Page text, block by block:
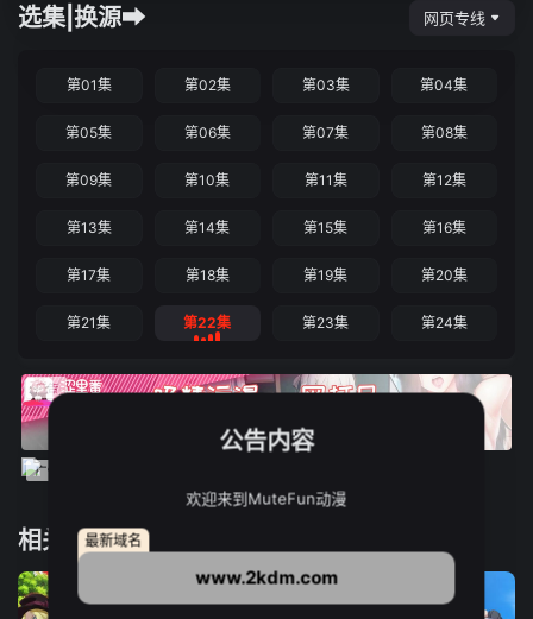
选集|换源➡ 网页专线
第01集 第02集 第03集 第04集
第05集 第06集 第07集 第08集
第09集 第10集 第11集 第12集
第13集 第14集 第15集 第16集
第17集 第18集 第19集 第20集
第21集 第22集 第23集 第24集
相关推荐
公告内容
欢迎来到MuteFun动漫
最新域名
www.2kdm.com